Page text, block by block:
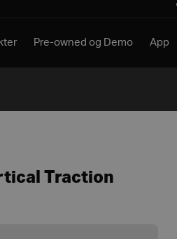
Pre-owned og Demo App
Traction